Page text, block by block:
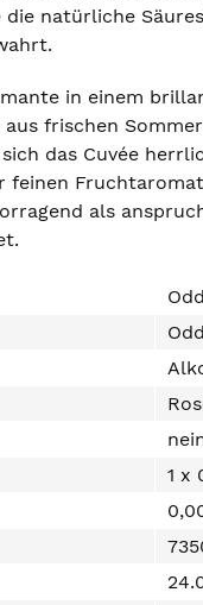
natürliche
in einem
frischen
das Cuvée
als
1 x